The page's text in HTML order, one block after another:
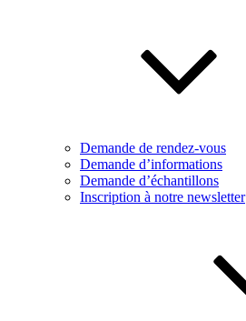
Demande de rendez-vous
Demande d’informations
Demande d’échantillons
Inscription à notre newsletter